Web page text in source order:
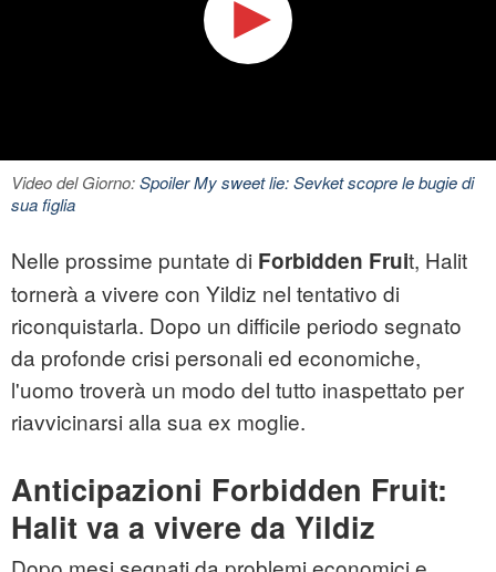
Video del Giorno:Spoiler My sweet lie: Sevket scopre le bugie di
sua figlia
Nelle prossime puntate di Forbidden Fruit, Halit
tornerà a vivere con Yildiz nel tentativo di
riconquistarla. Dopo un difficile periodo segnato
da profonde crisi personali ed economiche,
l'uomo troverà un modo del tutto inaspettato per
riavvicinarsi alla sua ex moglie.
Anticipazioni Forbidden Fruit:
Halit va a vivere da Yildiz